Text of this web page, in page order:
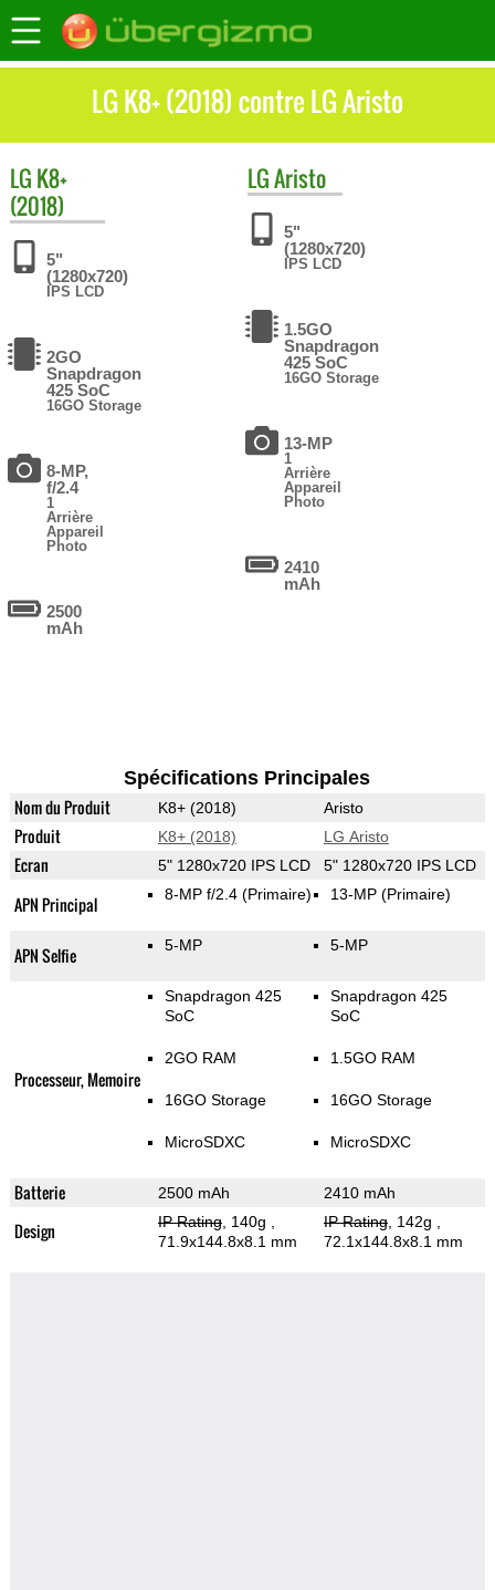
LG K8+ (2018) contre LG Aristo
LG K8+
(2018)
5"
(1280x720)
IPS LCD
2GO
Snapdragon
425 SoC
16GO Storage
8-MP,
f/2.4
1
Arrière
Appareil
Photo
2500
mAh
LGAristo
5"
(1280x720)
IPS LCD
1.5GO
Snapdragon
425 SoC
16GO Storage
13-MP
1
Arrière
Appareil
Photo
2410
mAh
Spécifications Principales
Nom du Produit K8+ (2018) Aristo
Produit K8+ (2018) LG Aristo
Ecran 5" 1280x720 IPS LCD 5" 1280x720 IPS LCD
APN Principal 8-MP f/2.4 (Primaire) 13-MP (Primaire)
APN Selfie 5-MP 5-MP
Processeur, Memoire
Snapdragon 425
SoC
2GO RAM
16GO Storage
MicroSDXC
Snapdragon 425
SoC
1.5GO RAM
16GO Storage
MicroSDXC
Batterie 2500 mAh 2410 mAh
Design IP Rating, 140g
71.9x144.8x8.1 mm
IP Rating, 142g
72.1x144.8x8.1 mm